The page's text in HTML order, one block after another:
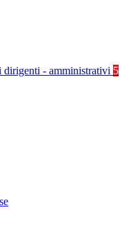
dirigenti - amministrativi 5